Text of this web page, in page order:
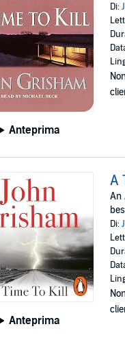
Anteprima
Di:
Anteprima
A
An
Di: